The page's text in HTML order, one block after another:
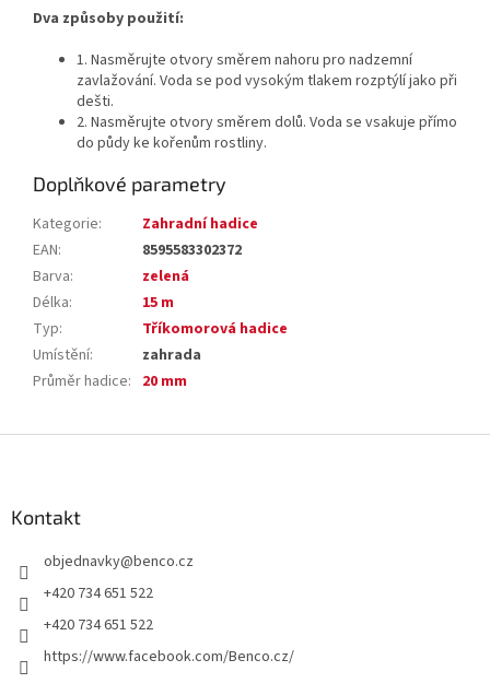
Dva způsoby použití:
1. Nasměrujte otvory směrem nahoru pro nadzemní
zavlažování. Voda se pod vysokým tlakem rozptýlí jako při
dešti.
2. Nasměrujte otvory směrem dolů. Voda se vsakuje přímo
do půdy ke kořenům rostliny.
Doplňkové parametry
Kategorie:
Zahradní hadice
EAN:
8595583302372
Barva:
zelená
Délka:
15 m
Typ:
Tříkomorová hadice
Umístění:
zahrada
Průměr hadice: 20 mm
Kontakt
objednavky@benco.cz
+420 734 651 522
+420 734 651 522
https://www.facebook.com/Benco.cz/